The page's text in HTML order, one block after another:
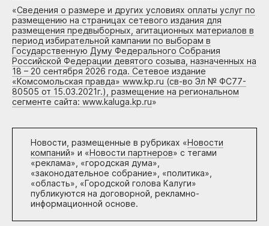
«Сведения о размере и других условиях оплаты услуг по
размещению на страницах сетевого издания для
размещения предвыборных, агитационных материалов в
период избирательной кампании по выборам в
Государственную Думу Федерального Собрания
Российской Федерации девятого созыва, назначенных на
18 – 20 сентября 2026 года. Сетевое издание
«Комсомольская правда» www.kp.ru (св-во Эл № ФС77-
80505 от 15.03.2021г.), размещение на региональном
сегменте сайта: www.kaluga.kp.ru»
Новости, размещенные в рубриках «Новости
компаний» и «Новости партнеров» с тегами
«реклама», «городская дума»,
«законодательное собрание», «политика»,
«область», «Городской голова Калуги»
публикуются на договорной, рекламно-
информационной основе.